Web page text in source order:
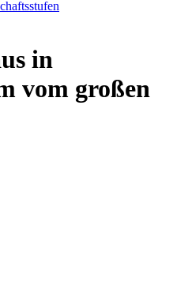
in
vom großen